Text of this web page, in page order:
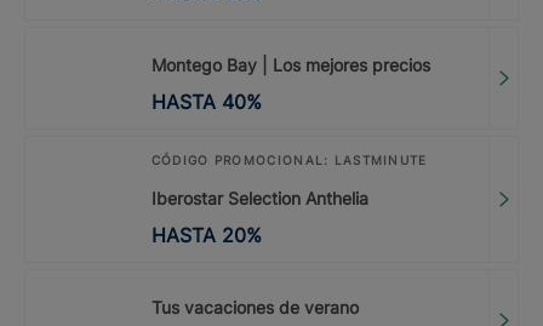
Montego Bay | Los mejores precios
HASTA 40%
CÓDIGO PROMOCIONAL: LASTMINUTE
Iberostar Selection Anthelia
HASTA 20%
Tus vacaciones de verano